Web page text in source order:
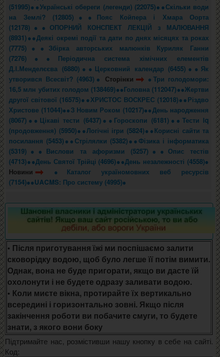
(51995)● ●Українські обереги (легенди) (22075)● ●Скільки води
на Землі? (12805)● ●Пояс Койпера і Хмара Оорта
(12178)● ●ОПОРНИЙ КОНСПЕКТ ЛЕКЦІЙ з МАЛЮВАННЯ
(8931)●●Деякі окремі події та дати по днях місяцях та роках
(7775)● ●Збірка авторських малюнків Куриляк Ганни
(7276)● ●Періодична система хімічних елементів
Д.І.Менделєєва (6880)● ●Церковний календар (6455)● ●Як
утворився Всесвіт? (4963)●
Сторінки
●Три голодомори:
16,5 млн убитих голодом (138469)●●Головна (112047)●●Жертви
другої світової (16575)● ●ХРИСТОС ВОСКРЕС (12018)●●Різдво
Христове (11044)●●З Новим Роком (10217)●●День народження
(8067)● ●Цікаві тести (6437)● ●Гороскопи (6181)● ●Тести iq
(продовження) (5950)● ●Логічні ігри (5824)● ●Корисні сайти та
посилання (5453)● ●Стрілялки (5382)● ●Фізика і інформатика
(5319)● ●Вислови та афоризми (5257)● ●Опис тестів
(4713)●●День Святої Трійці (4696)●●День незалежності (4558)●
Новини
●Каталог україномовних веб ресурсів
(7154)●●UACMS: Про систему (4995)●
• Після приготування їжі ми поспішаємо залити
сковорідку водою, щоб було легше її потім вимити.
Однак, вона не буде пригорати, якщо ви дасте їй
охолонути і не будете одразу заливати водою.
• Коли миєте вікна, протирайте їх вертикально
всередині і горизонтально зовні. Якщо після
закінчення роботи ви побачите смуги, то будете
знати, з якого вони боку
Підтримайте нас, розмістивши нашу кнопку в себе на сайті.
Код: